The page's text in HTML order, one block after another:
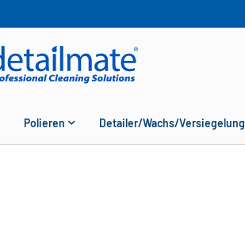
Polieren Detailer/Wachs/Versiegelung